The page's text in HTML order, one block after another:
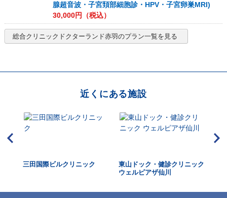
腺超音波・子宮頚部細胞診・HPV・子宮卵巣MRI)
30,000円（税込）
総合クリニックドクターランド赤羽のプラン一覧を見る
近くにある施設
三田国際ビルクリニック
東山ドック・健診クリニック
ウェルピアザ仙川